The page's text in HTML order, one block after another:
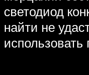
светодиод
найти не